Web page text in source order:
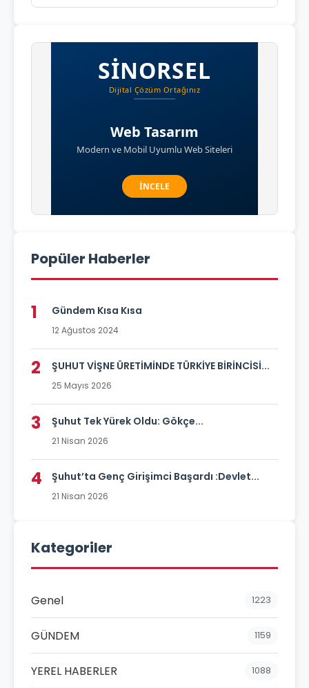
Popüler Haberler
1 Gündem Kısa Kısa
12 Ağustos 2024
2 ŞUHUT VİŞNE ÜRETİMİNDE TÜRKİYE BİRİNCİSİ...
25 Mayıs 2026
3 Şuhut Tek Yürek Oldu: Gökçe...
21 Nisan 2026
4 Şuhut’ta Genç Girişimci Başardı :Devlet...
21 Nisan 2026
Kategoriler
Genel 1223
GÜNDEM 1159
YEREL HABERLER 1088